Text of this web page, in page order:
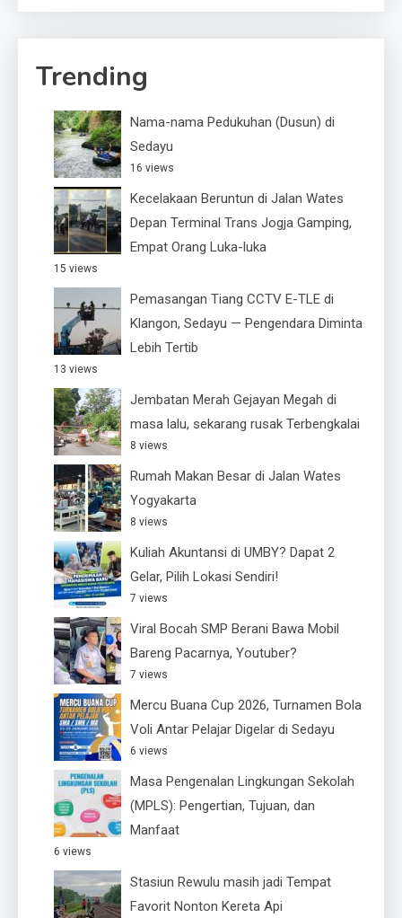
Trending
Nama-nama Pedukuhan (Dusun) di
Sedayu
16 views
Kecelakaan Beruntun di Jalan Wates
Depan Terminal Trans Jogja Gamping,
Empat Orang Luka-luka
15 views
Pemasangan Tiang CCTV E-TLE di
Klangon, Sedayu — Pengendara Diminta
Lebih Tertib
13 views
Jembatan Merah Gejayan Megah di
masa lalu, sekarang rusak Terbengkalai
8 views
Rumah Makan Besar di Jalan Wates
Yogyakarta
8 views
Kuliah Akuntansi di UMBY? Dapat 2
Gelar, Pilih Lokasi Sendiri!
7 views
Viral Bocah SMP Berani Bawa Mobil
Bareng Pacarnya, Youtuber?
7 views
Mercu Buana Cup 2026, Turnamen Bola
Voli Antar Pelajar Digelar di Sedayu
6 views
Masa Pengenalan Lingkungan Sekolah
(MPLS): Pengertian, Tujuan, dan
Manfaat
6 views
Stasiun Rewulu masih jadi Tempat
Favorit Nonton Kereta Api